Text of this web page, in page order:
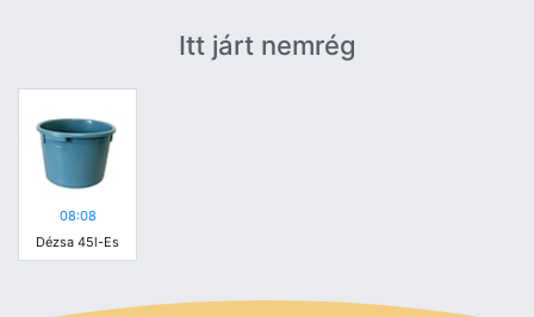
Itt járt nemrég
08:08
Dézsa 45l-Es